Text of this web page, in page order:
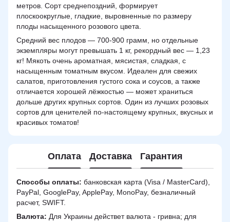
метров. Сорт среднепоздний, формирует
плоскоокруглые, гладкие, выровненные по размеру
плоды насыщенного розового цвета.
Средний вес плодов — 700-900 грамм, но отдельные
экземпляры могут превышать 1 кг, рекордный вес — 1,23
кг! Мякоть очень ароматная, мясистая, сладкая, с
насыщенным томатным вкусом. Идеален для свежих
салатов, приготовления густого сока и соусов, а также
отличается хорошей лёжкостью — может храниться
дольше других крупных сортов. Один из лучших розовых
сортов для ценителей по-настоящему крупных, вкусных и
красивых томатов!
Оплата Доставка Гарантия
Способы оплаты: банковская карта (Visa / MasterCard),
PayPal, GooglePay, ApplePay, MonoPay, безналичный
расчет, SWIFT.
Валюта: Для Украины действет валюта - гривна; для